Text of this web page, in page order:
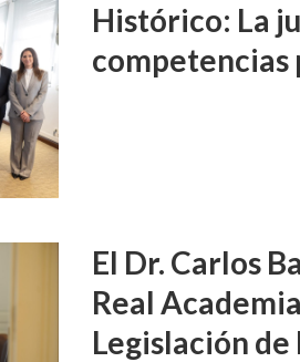
Histórico: La
competencias
El Dr. Carlos
Real
Legislación de